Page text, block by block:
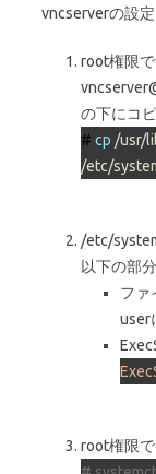
vncserverの設定
root権限で
の下にコ
# cp /usr/
/etc/
/etc/
以下の部
ファ
user
root権限で